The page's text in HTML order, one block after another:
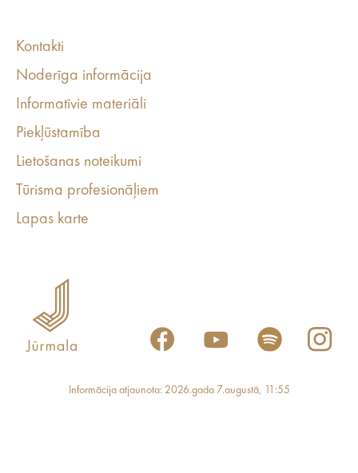
Kontakti
Noderīga informācija
Informatīvie materiāli
Piekļūstamība
Lietošanas noteikumi
Tūrisma profesionāļiem
Lapas karte
Informācija atjaunota: 2026.gada 7.augustā, 11:55